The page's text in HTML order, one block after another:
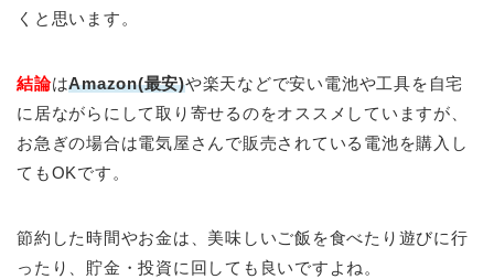
くと思います。
結論はAmazon(最安)や楽天などで安い電池や工具を自宅
に居ながらにして取り寄せるのをオススメしていますが、
お急ぎの場合は電気屋さんで販売されている電池を購入し
てもOKです。
節約した時間やお金は、美味しいご飯を食べたり遊びに行
ったり、貯金・投資に回しても良いですよね。